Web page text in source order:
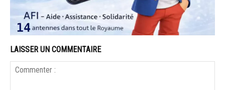
LAISSER UN COMMENTAIRE